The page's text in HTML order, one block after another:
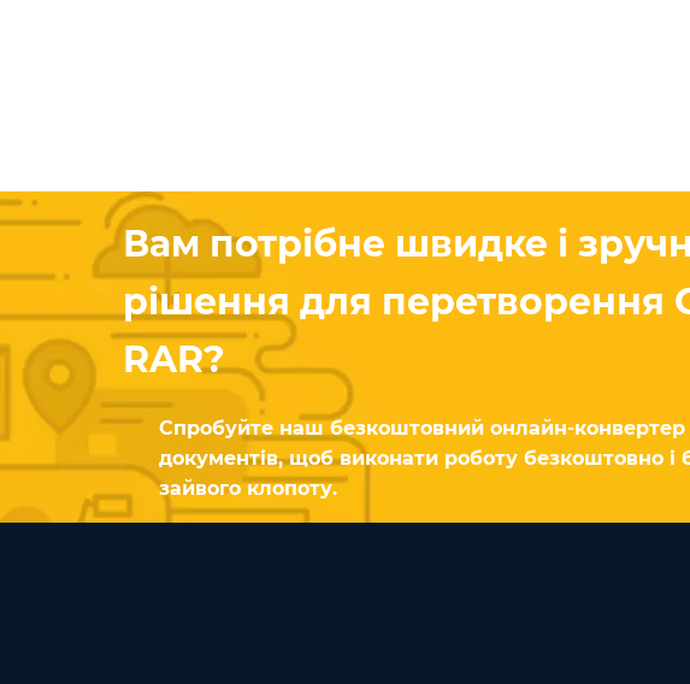
Вам потрібне швидке і
рішення для перетворення
RAR?
Спробуйте наш безкоштовний онлайн-конвертер
документів, щоб виконати роботу безкоштовно і
зайвого клопоту.